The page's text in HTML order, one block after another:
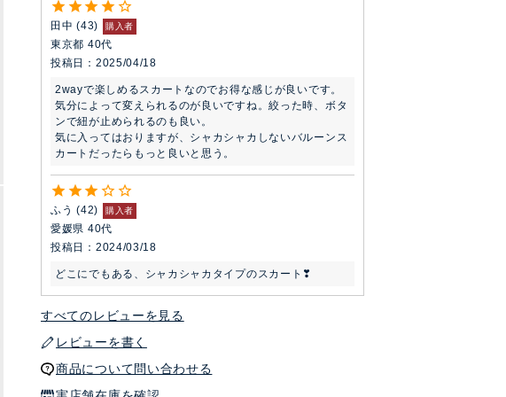
田中 43 購入者
東京都 40代
投稿日
2025/04/18
2wayで楽しめるスカートなのでお得な感じが良いです。
気分によって変えられるのが良いですね。絞った時、ボタ
ンで紐が止められるのも良い。
気に入ってはおりますが、シャカシャカしないバルーンス
カートだったらもっと良いと思う。
ふう 42 購入者
愛媛県 40代
投稿日
2024/03/18
どこにでもある、シャカシャカタイプのスカート❣
すべてのレビューを見る
レビューを書く
商品について問い合わせる